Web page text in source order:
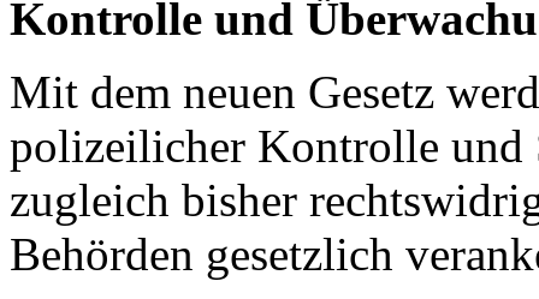
Kontrolle und
Mit dem neuen Gesetz
polizeilicher Kontrolle und
zugleich bisher
Behörden gesetzlich